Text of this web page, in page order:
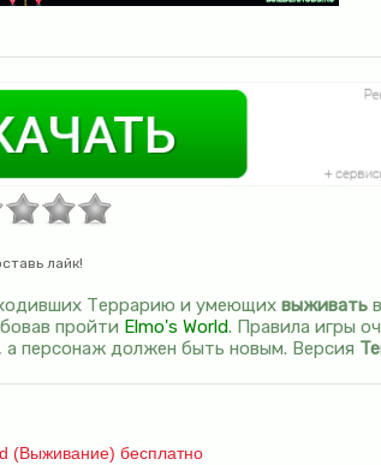
лайк!
Террарию и умеющих выживать
пройти Elmo's World. Правила игры
а персонаж должен быть новым. Версия
(Выживание) бесплатно